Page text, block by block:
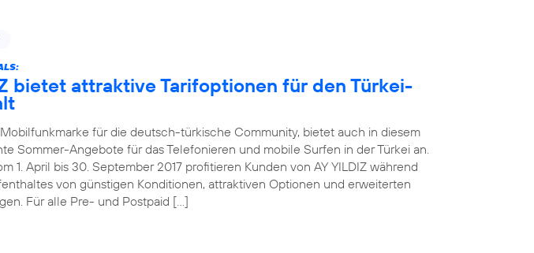
bietet attraktive Tarifoptionen für den Türkei-
Mobilfunkmarke für die deutsch-türkische Community, bietet auch in diesem
Sommer-Angebote für das Telefonieren und mobile Surfen in der Türkei an.
1. April bis 30. September 2017 profitieren Kunden von AY YILDIZ während
von günstigen Konditionen, attraktiven Optionen und erweiterten
Für alle Pre- und Postpaid […]